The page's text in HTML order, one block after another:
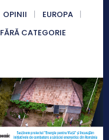
OPINII
EUROPA
FĂRĂ CATEGORIE